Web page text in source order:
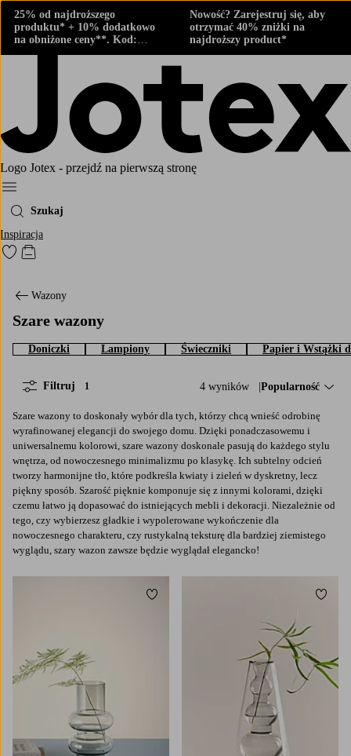
25% od najdroższego
produktu* + 10% dodatkowo
na obniżone ceny**. Kod:
424882
Nowość? Zarejestruj się, aby
otrzymać 40% zniżki na
najdroższy product*
Logo Jotex - przejdź na pierwszą stronę
Menu
Szukaj
Inspiracja
Przejdź do ulubionych oznaczonych produktów
Przejdź do koszyka
Wazony
Szare wazony
Doniczki Lampiony Świeczniki Papier i Wstążki
4 wyników Sortuj według:
Popularność
Filtruj 1
Szare wazony to doskonały wybór dla tych, którzy chcą wnieść odrobinę
wyrafinowanej elegancji do swojego domu. Dzięki ponadczasowemu i
uniwersalnemu kolorowi, szare wazony doskonale pasują do każdego stylu
wnętrza, od nowoczesnego minimalizmu po klasykę. Ich subtelny odcień
tworzy harmonijne tło, które podkreśla kwiaty i zieleń w dyskretny, lecz
piękny sposób. Szarość pięknie komponuje się z innymi kolorami, dzięki
czemu łatwo ją dopasować do istniejących mebli i dekoracji. Niezależnie od
tego, czy wybierzesz gładkie i wypolerowane wykończenie dla
nowoczesnego charakteru, czy rustykalną teksturę dla bardziej ziemistego
wyglądu, szary wazon zawsze będzie wyglądał elegancko!
Dodaj do ulubionych